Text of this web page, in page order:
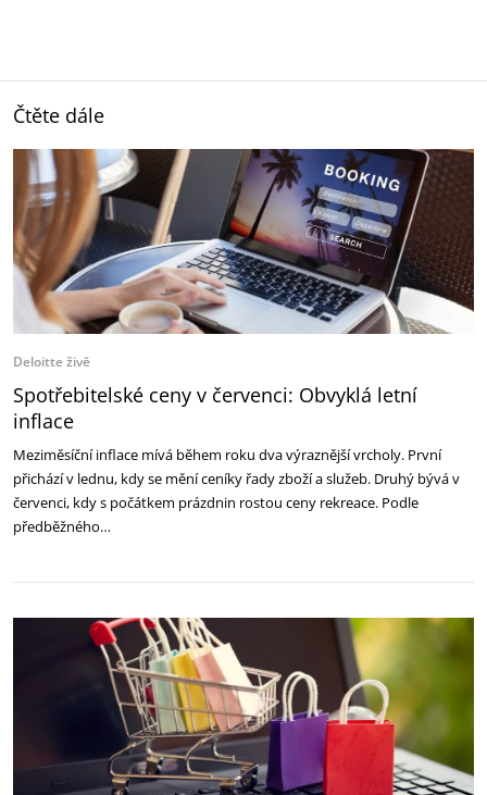
Čtěte dále
Deloitte živě
Spotřebitelské ceny v červenci: Obvyklá letní
inflace
Meziměsíční inflace mívá během roku dva výraznější vrcholy. První
přichází v lednu, kdy se mění ceníky řady zboží a služeb. Druhý bývá v
červenci, kdy s počátkem prázdnin rostou ceny rekreace. Podle
předběžného…